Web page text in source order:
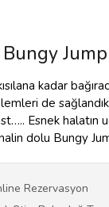
kadar
de
Esnek
dolu Bungy
Rezervasyon